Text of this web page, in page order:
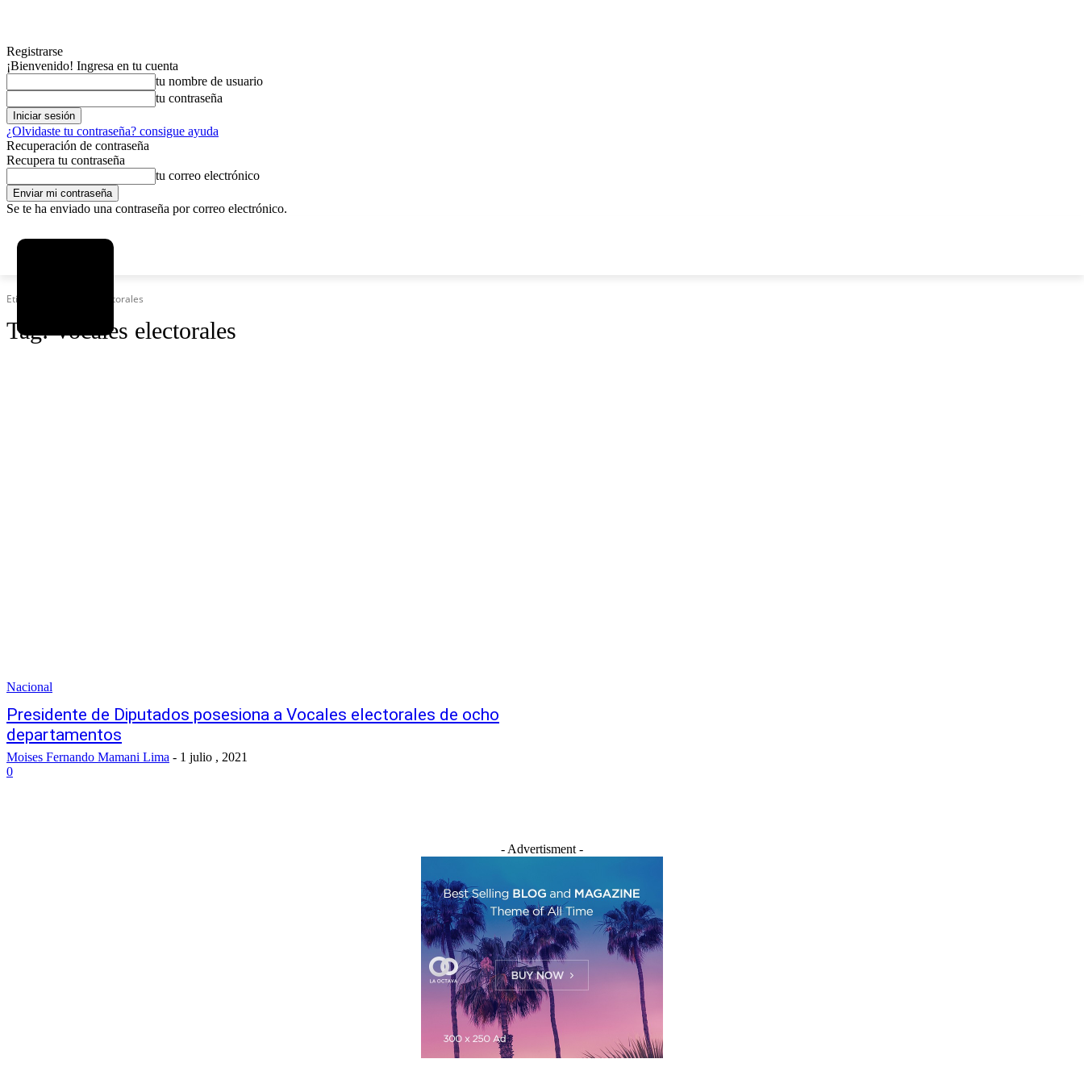
Registrarse
¡Bienvenido! Ingresa en tu cuenta
tu nombre de usuario
tu contraseña
¿Olvidaste tu contraseña? consigue ayuda
Recuperación de contraseña
Recupera tu contraseña
tu correo electrónico
Se te ha enviado una contraseña por correo electrónico.
Etiquetas Vocales electorales
Tag:Vocales electorales
Nacional
Presidente de Diputados posesiona a Vocales electorales de ocho
departamentos
Moises Fernando Mamani Lima - 1 julio , 2021
0
- Advertisment -